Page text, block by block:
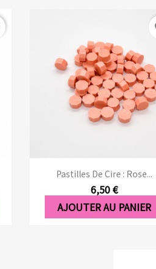
Pastilles De Cire : Rose...
6,50 €
AJOUTER AU PANIER
Aperçu rapide